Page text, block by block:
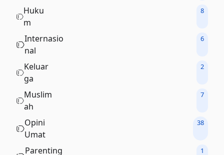
Huku
m
8
Internasio
nal
6
Keluar
ga
2
Muslim
ah
7
Opini
Umat
38
Parenting
1